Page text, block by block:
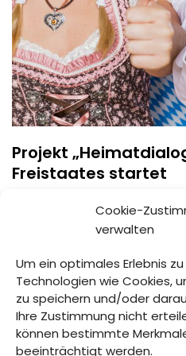
Cookie-
verwalten
Um ein optimales Erlebnis
Technologien wie Cookies,
zu speichern und/oder
Ihre Zustimmung nicht
können bestimmte
beeinträchtigt werden.
Projekt
Freistaates startet
Das Projekt
startet. Es wird um
Zusammenhalt in der
wichtige…Weiterlesen »